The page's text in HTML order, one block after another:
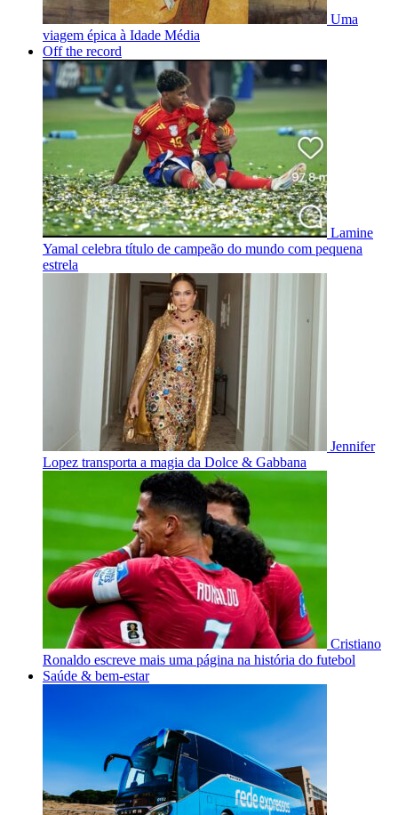
Uma
viagem épica à Idade Média
Off the record
Lamine
Yamal celebra título de campeão do mundo com pequena
estrela
Jennifer
Lopez transporta a magia da Dolce & Gabbana
Cristiano
Ronaldo escreve mais uma página na história do futebol
Saúde & bem-estar